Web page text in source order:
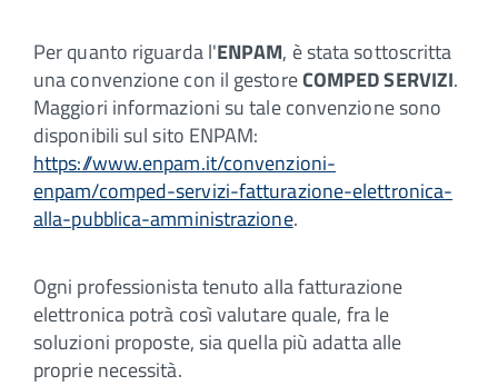
Per quanto riguarda l'ENPAM, è stata sottoscritta
una convenzione con il gestoreCOMPED SERVIZI.
Maggiori informazioni su tale convenzione sono
disponibili sul sito ENPAM:
https://www.enpam.it/convenzioni-
enpam/comped-servizi-fatturazione-elettronica-
alla-pubblica-amministrazione.
Ogni professionista tenuto alla fatturazione
elettronica potrà così valutare quale, fra le
soluzioni proposte, sia quella più adatta alle
proprie necessità.